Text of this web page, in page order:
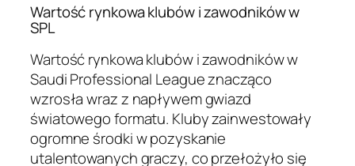
Wartość rynkowa klubów i zawodników w
SPL
Wartość rynkowa klubów i zawodników w
Saudi Professional League znacząco
wzrosła wraz z napływem gwiazd
światowego formatu. Kluby zainwestowały
ogromne środki w pozyskanie
utalentowanych graczy, co przełożyło się